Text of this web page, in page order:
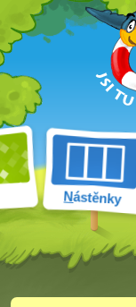
Nástěnky